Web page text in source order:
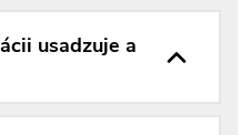
usadzuje a